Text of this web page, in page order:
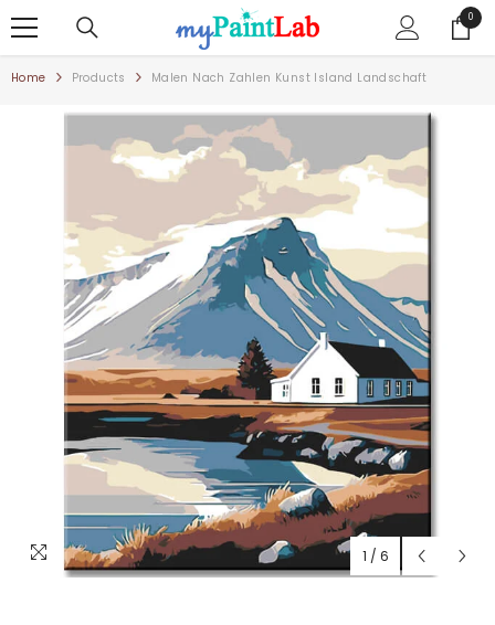
00
Artikel
Home Products Malen Nach Zahlen Kunst Island Landschaft
1 / 6